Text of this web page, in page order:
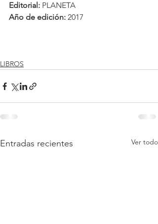
Editorial: PLANETA
Año de edición: 2017
LIBROS
Entradas recientes Ver todo